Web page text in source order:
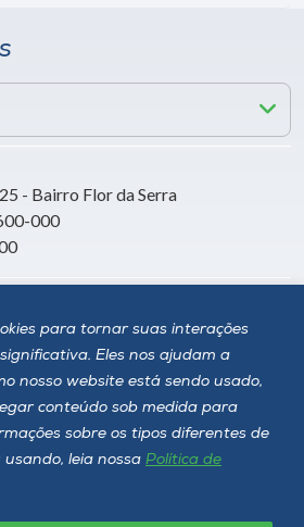
para tornar suas interações
Eles nos ajudam a
nosso website está sendo usado,
conteúdo sob medida para
sobre os tipos diferentes de
usando, leia nossa Política de
- Bairro Flor da Serra
000